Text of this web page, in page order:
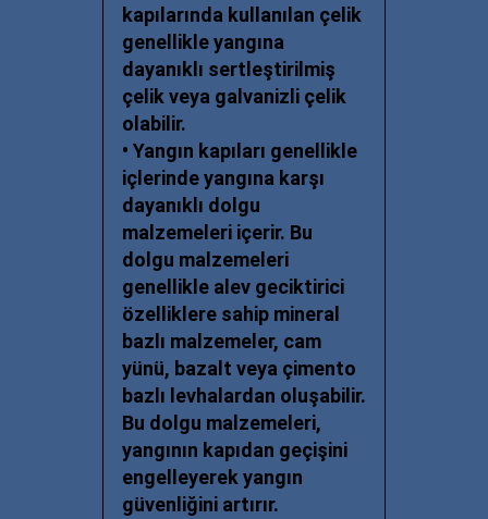
kapılarında kullanılan çelik
genellikle yangına
dayanıklı sertleştirilmiş
çelik veya galvanizli çelik
olabilir.
• Yangın kapıları genellikle
içlerinde yangına karşı
dayanıklı dolgu
malzemeleri içerir. Bu
dolgu malzemeleri
genellikle alev geciktirici
özelliklere sahip mineral
bazlı malzemeler, cam
yünü, bazalt veya çimento
bazlı levhalardan oluşabilir.
Bu dolgu malzemeleri,
yangının kapıdan geçişini
engelleyerek yangın
güvenliğini artırır.